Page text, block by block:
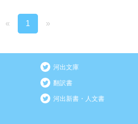
« 1 »
河出文庫
翻訳書
河出新書・人文書